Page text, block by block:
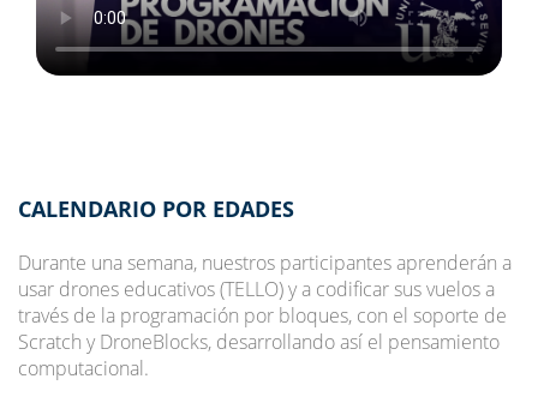
CALENDARIO POR EDADES
Durante una semana, nuestros participantes aprenderán a
usar drones educativos (TELLO) y a codificar sus vuelos a
través de la programación por bloques, con el soporte de
Scratch y DroneBlocks, desarrollando así el pensamiento
computacional.